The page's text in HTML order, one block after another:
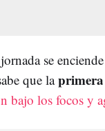
se
que la
bajo los focos y